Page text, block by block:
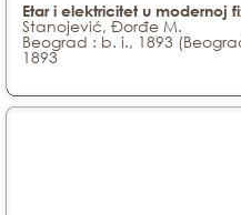
Etar i elektricitet u
Stanojević, Đorđe M.
Beograd : b. i., 1893
1893